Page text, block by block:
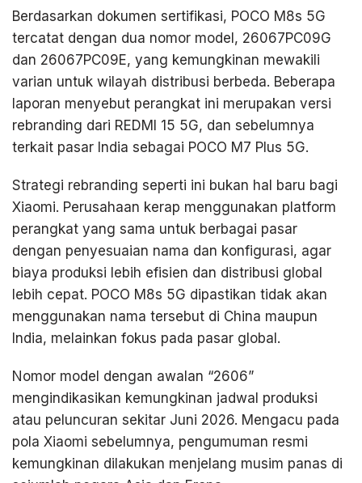
Berdasarkan dokumen sertifikasi, POCO M8s 5G
tercatat dengan dua nomor model, 26067PC09G
dan 26067PC09E, yang kemungkinan mewakili
varian untuk wilayah distribusi berbeda. Beberapa
laporan menyebut perangkat ini merupakan versi
rebranding dari REDMI 15 5G, dan sebelumnya
terkait pasar India sebagai POCO M7 Plus 5G.
Strategi rebranding seperti ini bukan hal baru bagi
Xiaomi. Perusahaan kerap menggunakan platform
perangkat yang sama untuk berbagai pasar
dengan penyesuaian nama dan konfigurasi, agar
biaya produksi lebih efisien dan distribusi global
lebih cepat. POCO M8s 5G dipastikan tidak akan
menggunakan nama tersebut di China maupun
India, melainkan fokus pada pasar global.
Nomor model dengan awalan “2606”
mengindikasikan kemungkinan jadwal produksi
atau peluncuran sekitar Juni 2026. Mengacu pada
pola Xiaomi sebelumnya, pengumuman resmi
kemungkinan dilakukan menjelang musim panas di